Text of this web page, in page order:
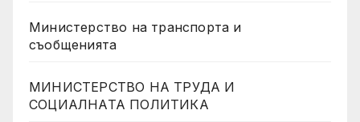
Министерство на транспорта и
съобщенията
МИНИСТЕРСТВО НА ТРУДА И
СОЦИАЛНАТА ПОЛИТИКА